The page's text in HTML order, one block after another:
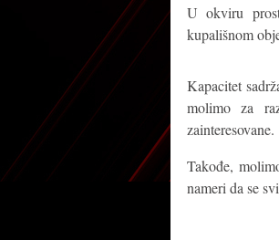
U okviru
kupališnom
Kapacitet
molimo za
zainteresovane.
Takođe,
nameri da se